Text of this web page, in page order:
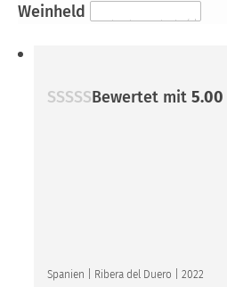
Weinheld
Bewertet mit5.00
Spanien Ribera del Duero |2022